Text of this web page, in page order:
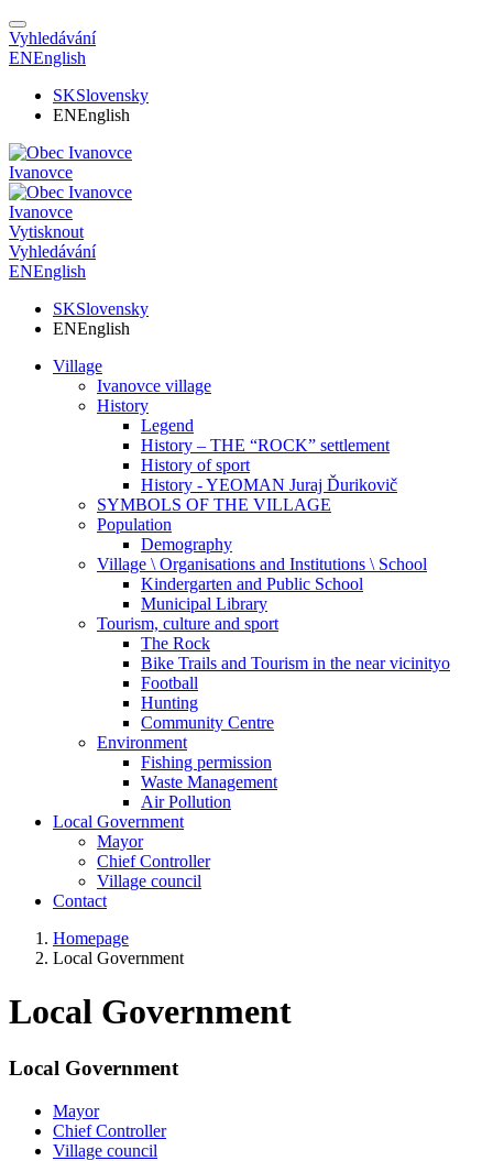
Vyhledávání
ENEnglish
SKSlovensky
ENEnglish
Ivanovce
Ivanovce
Vytisknout
Vyhledávání
ENEnglish
SKSlovensky
ENEnglish
Village
Ivanovce village
History
Legend
History – THE “ROCK” settlement
History of sport
History - YEOMAN Juraj Ďurikovič
SYMBOLS OF THE VILLAGE
Population
Demography
Village \ Organisations and Institutions \ School
Kindergarten and Public School
Municipal Library
Tourism, culture and sport
The Rock
Bike Trails and Tourism in the near vicinityo
Football
Hunting
Community Centre
Environment
Fishing permission
Waste Management
Air Pollution
Local Government
Mayor
Chief Controller
Village council
Contact
Homepage
Local Government
Local Government
Local Government
Mayor
Chief Controller
Village council